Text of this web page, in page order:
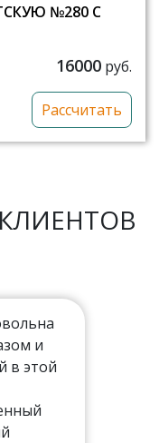
№280 С
16000 руб.
Рассчитать
и
в этой